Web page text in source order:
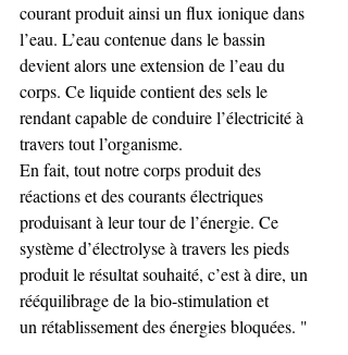
courant produit ainsi un flux ionique dans
l’eau. L’eau contenue dans le bassin
devient alors une extension de l’eau du
corps. Ce liquide contient des sels le
rendant capable de conduire l’électricité à
travers tout l’organisme.
En fait, tout notre corps produit des
réactions et des courants électriques
produisant à leur tour de l’énergie. Ce
système d’électrolyse à travers les pieds
produit le résultat souhaité, c’est à dire, un
rééquilibrage de la bio-stimulation et
un rétablissement des énergies bloquées. "